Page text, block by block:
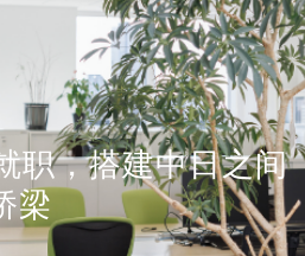
职，搭建中日之间
梁